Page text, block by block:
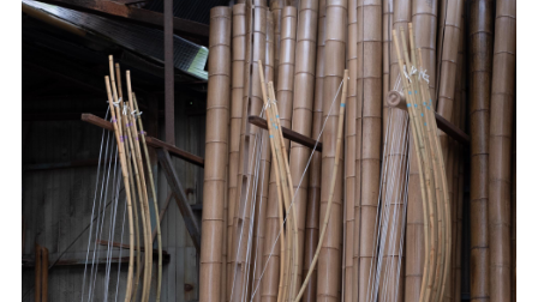
す。 庭に置いたときに主張しすぎず、それでいて自然に目を
引く。 竹製の道具には、そうした控えめな美しさがありま
す。 ◼️杓台も竹で製作 あわせて、複数本の杓をまとめて置
くための杓台も製作しました。 細い竹を並べ、黒い紐でま
とめることで、実用性と和の雰囲気を両立させています。手
水鉢や蹲のそばに置くことで、庭全体の印象をより引き締め
てくれます。 竹の杓と杓台は、茶庭や和風庭園だけでな
く、旅館、料亭、寺院、店舗の外構演出にも相性の良い製品
です。 お庭に合わせた特注製作も可能です 竹定商店では、